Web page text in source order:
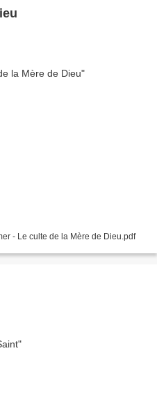
- Le culte de la Mère de Dieu.pdf